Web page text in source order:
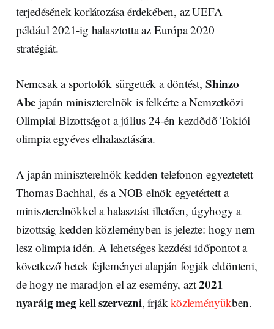
terjedésének korlátozása érdekében, az UEFA
például 2021-ig halasztotta az Európa 2020
stratégiát.
Nemcsak a sportolók sürgették a döntést, Shinzo
Abe japán miniszterelnök is felkérte a Nemzetközi
Olimpiai Bizottságot a július 24-én kezdõdõ Tokiói
olimpia egyéves elhalasztására.
A japán miniszterelnök kedden telefonon egyeztetett
Thomas Bachhal, és a NOB elnök egyetértett a
miniszterelnökkel a halasztást illetően, úgyhogy a
bizottság kedden közleményben is jelezte: hogy nem
lesz olimpia idén. A lehetséges kezdési időpontot a
következő hetek fejleményei alapján fogják eldönteni,
de hogy ne maradjon el az esemény, azt2021
nyaráig meg kell szervezni, írjákközleményükben.